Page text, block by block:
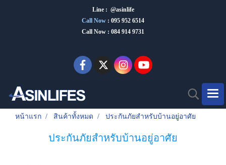
Line : @asinlife
Call Now : 095 952 6514
Call Now : 084 914 9731
หน้าแรก สินค้าทั้งหมด ประกันภัยสำหรับบ้านอยู่อาศัย
ประกันภัยสำหรับบ้านอยู่อาศัย